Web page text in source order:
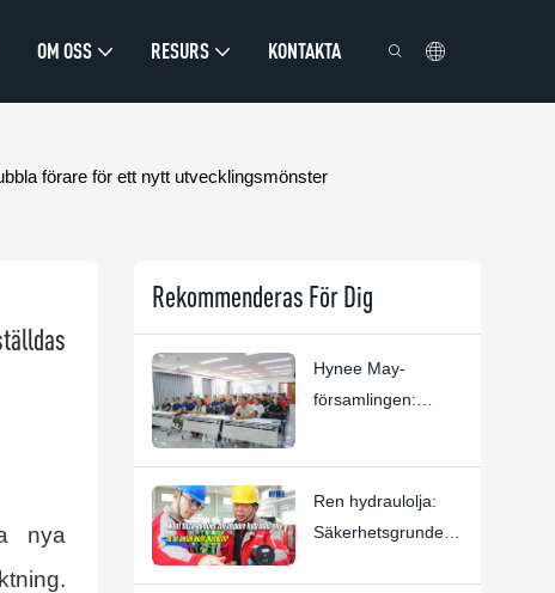
OM OSS RESURS KONTAKTA
förare för ett nytt utvecklingsmönster
nya
Rekommenderas För Dig
Hynee May-
församlingen:
excellens i luften
Ren hydraulolja:
Säkerhetsgrunden